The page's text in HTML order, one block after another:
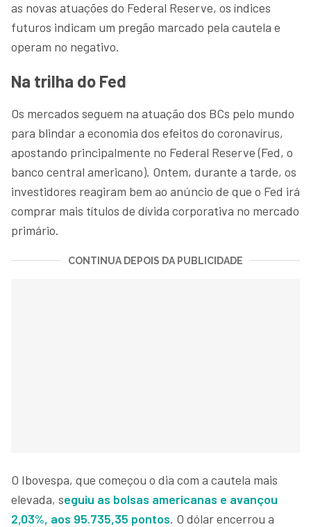
as novas atuações do Federal Reserve, os índices
futuros indicam um pregão marcado pela cautela e
operam no negativo.
Na trilha do Fed
Os mercados seguem na atuação dos BCs pelo mundo
para blindar a economia dos efeitos do coronavírus,
apostando principalmente no Federal Reserve (Fed, o
banco central americano). Ontem, durante a tarde, os
investidores reagiram bem ao anúncio de que o Fed irá
comprar mais títulos de dívida corporativa no mercado
primário.
CONTINUA DEPOIS DA PUBLICIDADE
O Ibovespa, que começou o dia com a cautela mais
elevada, seguiu as bolsas americanas e avançou
2,03%, aos 95.735,35 pontos. O dólar encerrou a